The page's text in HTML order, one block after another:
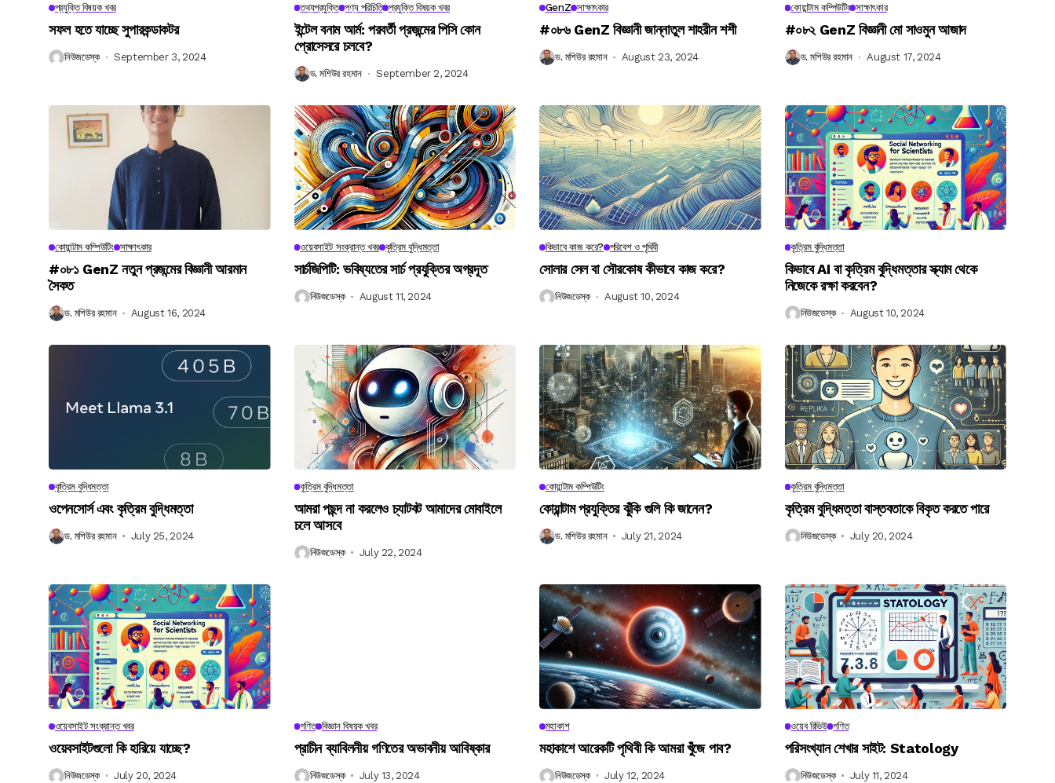
প্রযুক্তি বিষয়ক খবর
সফল হতে যাচ্ছে সুপারকন্ডাকটর
নিউজডেস্ক September 3, 2024
তথ্যপ্রযুক্তি পণ্য পরিচিতি প্রযুক্তি বিষয়ক খবর
ইন্টেল বনাম আর্ম: পরবর্তী প্রজন্মের পিসি কোন
প্রোসেসরে চলবে?
ড. মশিউর রহমান September 2, 2024
GenZ সাক্ষাৎকার
#০৮৬ GenZ বিজ্ঞানী জান্নাতুল শাহরীন শশী
ড. মশিউর রহমান August 23, 2024
কোয়ান্টাম কম্পিউটিং সাক্ষাৎকার
#০৮২ GenZ বিজ্ঞানী মো সাওমুন আজাদ
ড. মশিউর রহমান August 17, 2024
কোয়ান্টাম কম্পিউটিং সাক্ষাৎকার
#০৮১ GenZ নতুন প্রজন্মের বিজ্ঞানী আরমান
সৈকত
ড. মশিউর রহমান August 16, 2024
ওয়েবসাইট সংক্রান্ত খবর কৃত্রিম বুদ্ধিমত্তা
সার্চজিপিটি: ভবিষ্যতের সার্চ প্রযুক্তির অগ্রদূত
নিউজডেস্ক August 11, 2024
কিভাবে কাজ করে? পরিবেশ ও পৃথিবী
সোলার সেল বা সৌরকোষ কীভাবে কাজ করে?
নিউজডেস্ক August 10, 2024
কৃত্রিম বুদ্ধিমত্তা
কিভাবে AI বা কৃত্রিম বুদ্ধিমত্তার স্ক্যাম থেকে
নিজেকে রক্ষা করবেন?
নিউজডেস্ক August 10, 2024
কৃত্রিম বুদ্ধিমত্তা
ওপেনসোর্স এবং কৃত্রিম বুদ্ধিমত্তা
ড. মশিউর রহমান July 25, 2024
কৃত্রিম বুদ্ধিমত্তা
আমরা পছন্দ না করলেও চ্যাটবট আমাদের মোবাইলে
চলে আসবে
নিউজডেস্ক July 22, 2024
কোয়ান্টাম কম্পিউটিং
কোয়ান্টাম প্রযুক্তির ঝুঁকি গুলি কি জানেন?
ড. মশিউর রহমান July 21, 2024
কৃত্রিম বুদ্ধিমত্তা
কৃত্রিম বুদ্ধিমত্তা বাস্তবতাকে বিকৃত করতে পারে
নিউজডেস্ক July 20, 2024
ওয়েবসাইট সংক্রান্ত খবর
ওয়েবসাইটগুলো কি হারিয়ে যাচ্ছে?
নিউজডেস্ক July 20, 2024
গণিত বিজ্ঞান বিষয়ক খবর
প্রাচীন ব্যাবিলনীয় গণিতের অভাবনীয় আবিষ্কার
নিউজডেস্ক July 13, 2024
মহাকাশ
মহাকাশে আরেকটি পৃথিবী কি আমরা খুঁজে পাব?
নিউজডেস্ক July 12, 2024
ওয়েব রিভিউ গণিত
পরিসংখ্যান শেখার সাইট: Statology
নিউজডেস্ক July 11, 2024